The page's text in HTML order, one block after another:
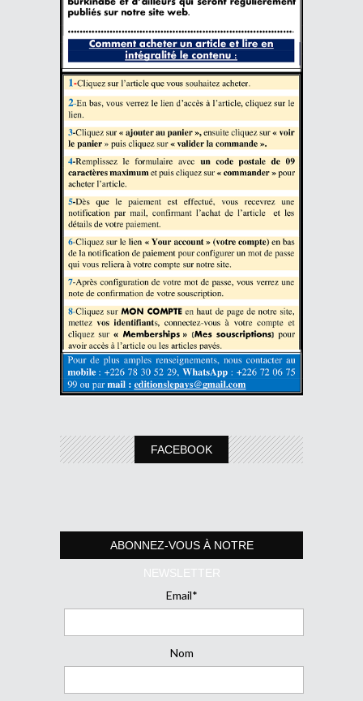
FACEBOOK
ABONNEZ-VOUS À NOTRE
NEWSLETTER
Email*
Nom